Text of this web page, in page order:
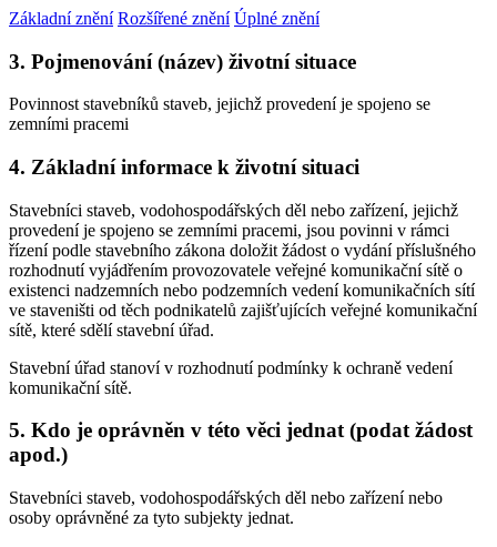
Základní znění Rozšířené znění Úplné znění
3. Pojmenování (název) životní situace
Povinnost stavebníků staveb, jejichž provedení je spojeno se
zemními pracemi
4. Základní informace k životní situaci
Stavebníci staveb, vodohospodářských děl nebo zařízení, jejichž
provedení je spojeno se zemními pracemi, jsou povinni v rámci
řízení podle stavebního zákona doložit žádost o vydání příslušného
rozhodnutí vyjádřením provozovatele veřejné komunikační sítě o
existenci nadzemních nebo podzemních vedení komunikačních sítí
ve staveništi od těch podnikatelů zajišťujících veřejné komunikační
sítě, které sdělí stavební úřad.
Stavební úřad stanoví v rozhodnutí podmínky k ochraně vedení
komunikační sítě.
5. Kdo je oprávněn v této věci jednat (podat žádost
apod.)
Stavebníci staveb, vodohospodářských děl nebo zařízení nebo
osoby oprávněné za tyto subjekty jednat.